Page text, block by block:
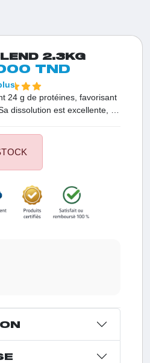
2.3KG
TND
24 g de protéines, favorisant
dissolution est excellente, et